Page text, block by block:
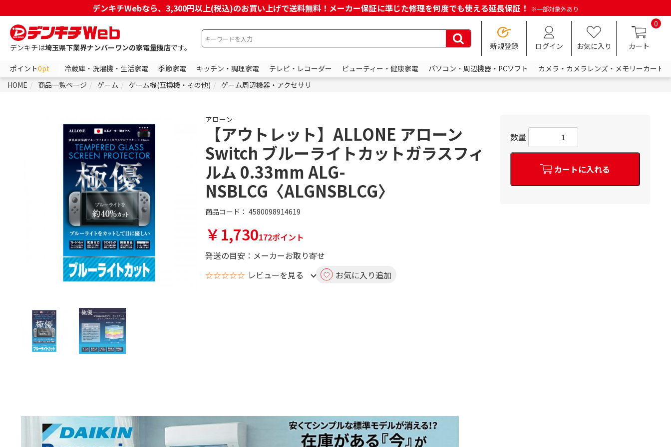
デンキチWebなら、3,300円以上(税込)のお買い上げで送料無料！メーカー保証に準じた修理を何度でも使える延長保証！ ※一部対象外あり
デンキチは埼玉県下業界ナンバーワンの家電量販店です。 新規登録 ログイン お気に入り
0
カート
ポイント0pt 冷蔵庫・洗濯機・生活家電 季節家電 キッチン・調理家電 テレビ・レコーダー ビューティー・健康家電 パソコン・周辺機器・PCソフト
カメラ・カメラレンズ・メモリーカード
HOME
商品一覧ページ ゲーム ゲーム機(互換機・その他) ゲーム周辺機器・アクセサリ
アローン
【アウトレット】ALLONE アローン
Switch ブルーライトカットガラスフィ
ルム 0.33mm ALG-
NSBLCG〈ALGNSBLCG〉
商品コード： 4580098914619
￥1,730172ポイント
発送の目安：メーカーお取り寄せ
☆☆☆☆☆ レビューを見る お気に入り追加
数量
カートに入れる